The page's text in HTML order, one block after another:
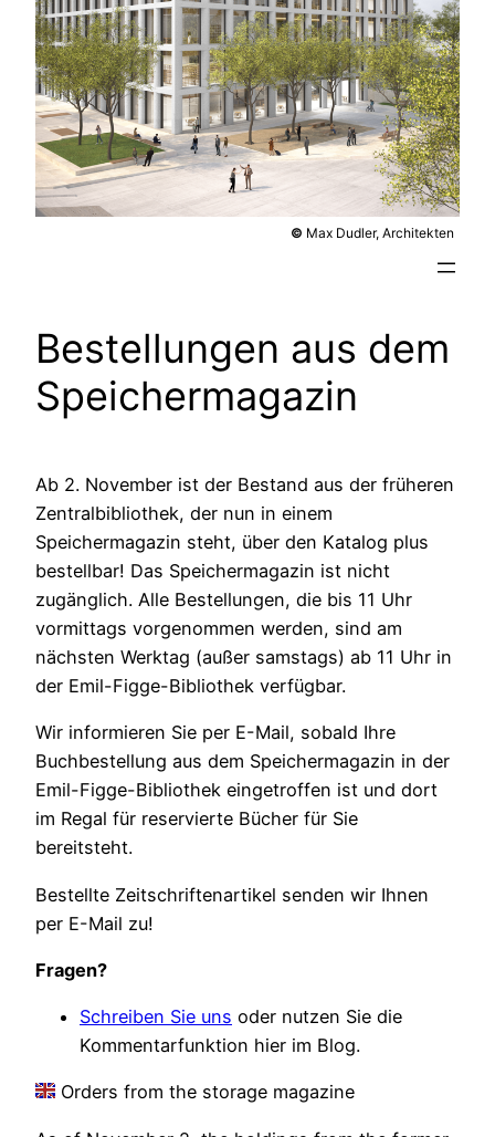
© Max Dudler, Architekten
Bestellungen aus dem
Speichermagazin
Ab 2. November ist der Bestand aus der früheren
Zentralbibliothek, der nun in einem
Speichermagazin steht, über den Katalog plus
bestellbar! Das Speichermagazin ist nicht
zugänglich. Alle Bestellungen, die bis 11 Uhr
vormittags vorgenommen werden, sind am
nächsten Werktag (außer samstags) ab 11 Uhr in
der Emil-Figge-Bibliothek verfügbar.
Wir informieren Sie per E-Mail, sobald Ihre
Buchbestellung aus dem Speichermagazin in der
Emil-Figge-Bibliothek eingetroffen ist und dort
im Regal für reservierte Bücher für Sie
bereitsteht.
Bestellte Zeitschriftenartikel senden wir Ihnen
per E-Mail zu!
Fragen?
Schreiben Sie uns oder nutzen Sie die
Kommentarfunktion hier im Blog.
Orders from the storage magazine